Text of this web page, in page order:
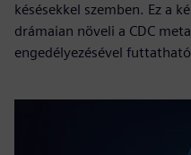
késésekkel szemben. Ez a
drámaian növeli a CDC
engedélyezésével